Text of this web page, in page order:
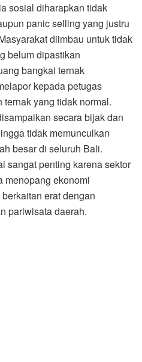
sosial diharapkan tidak
panic selling yang justru
diimbau untuk tidak
belum dipastikan
bangkai ternak
kepada petugas
yang tidak normal.
secara bijak dan
tidak memunculkan
besar di seluruh Bali.
sangat penting karena sektor
menopang ekonomi
erat dengan
pariwisata daerah.